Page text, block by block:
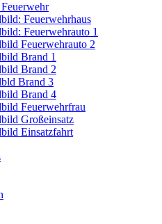
Feuerwehrhaus
Feuerwehrauto 1
Feuerwehrauto 2
Brand 1
Brand 2
Brand 3
Brand 4
Feuerwehrfrau
Großeinsatz
Einsatzfahrt